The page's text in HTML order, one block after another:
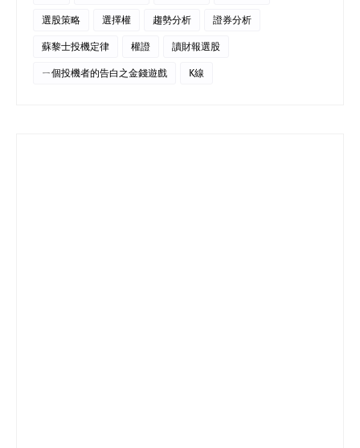
選股策略 選擇權 趨勢分析 證券分析
蘇黎士投機定律 權證 讀財報選股
ㄧ個投機者的告白之金錢遊戲 K線